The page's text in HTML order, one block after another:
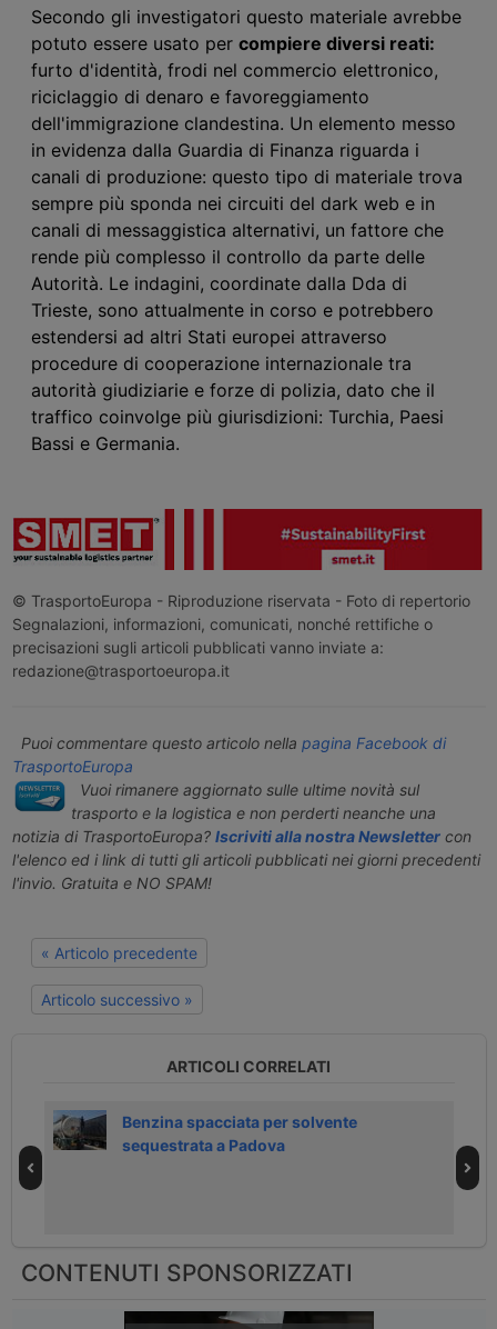
Secondo gli investigatori questo materiale avrebbe
potuto essere usato per compiere diversi reati:
furto d'identità, frodi nel commercio elettronico,
riciclaggio di denaro e favoreggiamento
dell'immigrazione clandestina. Un elemento messo
in evidenza dalla Guardia di Finanza riguarda i
canali di produzione: questo tipo di materiale trova
sempre più sponda nei circuiti del dark web e in
canali di messaggistica alternativi, un fattore che
rende più complesso il controllo da parte delle
Autorità. Le indagini, coordinate dalla Dda di
Trieste, sono attualmente in corso e potrebbero
estendersi ad altri Stati europei attraverso
procedure di cooperazione internazionale tra
autorità giudiziarie e forze di polizia, dato che il
traffico coinvolge più giurisdizioni: Turchia, Paesi
Bassi e Germania.
© TrasportoEuropa - Riproduzione riservata - Foto di repertorio
Segnalazioni, informazioni, comunicati, nonché rettifiche o
precisazioni sugli articoli pubblicati vanno inviate a:
redazione@trasportoeuropa.it
Puoi commentare questo articolo nella pagina Facebook di
TrasportoEuropa
Vuoi rimanere aggiornato sulle ultime novità sul
trasporto e la logistica e non perderti neanche una
notizia di TrasportoEuropa? Iscriviti alla nostra Newslettercon
l'elenco ed i link di tutti gli articoli pubblicati nei giorni precedenti
l'invio. Gratuita e NO SPAM!
« Articolo precedente
Articolo successivo »
ARTICOLI CORRELATI
Benzina spacciata per solvente
sequestrata a Padova
CONTENUTI SPONSORIZZATI